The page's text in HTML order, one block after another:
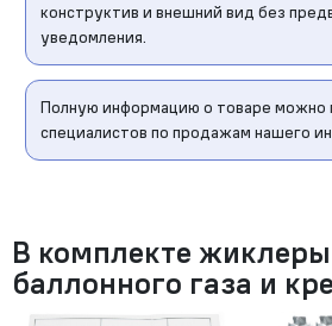
конструктив и внешний вид без
уведомления.
Полную информацию о товаре можно
специалистов по продажам нашего
В комплекте
баллонного газа и